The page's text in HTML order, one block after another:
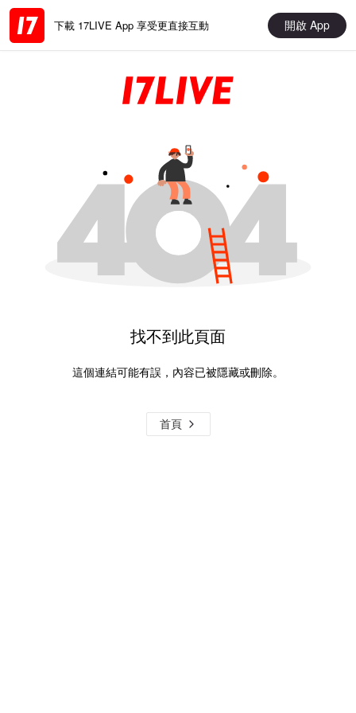
下載 17LIVE App 享受更直接互動 開啟 App
找不到此頁面
這個連結可能有誤，內容已被隱藏或刪除。
首頁